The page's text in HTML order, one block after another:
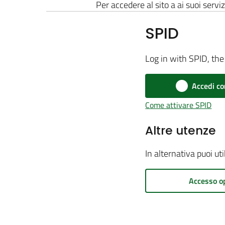
Per accedere al sito a ai suoi
SPID
Log in with SPID,
Accedi
Come attivare SPID
Altre utenze
In alternativa puoi
Accesso